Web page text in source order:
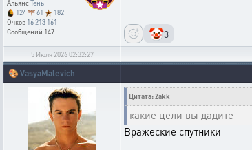
АльянсТень
124
61
182
Очков 16 213 161
Сообщений 147 🤡3
5 Июля 2026 02:32:27
🎨 VasyaMalevich
Цитата: Zakk
какие цели вы дадите
Вражеские спутники